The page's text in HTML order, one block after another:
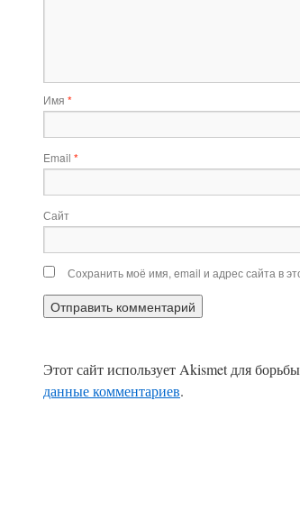
Имя *
Email *
Сайт
Сохранить моё имя, email и адрес сайта в
Этот сайт использует Akismet для
данные комментариев.